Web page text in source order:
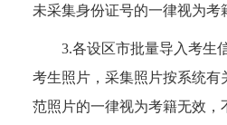
未采集身份证号的一律视为考
3.各设区市批量导入考生
考生照片，采集照片按系统有
范照片的一律视为考籍无效，